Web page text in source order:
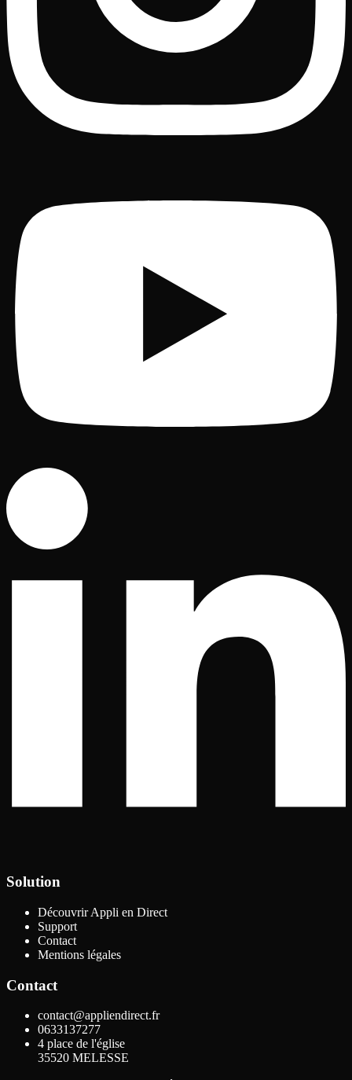
Solution
Découvrir Appli en Direct
Support
Contact
Mentions légales
Contact
contact@appliendirect.fr
0633137277
4 place de l'église
35520 MELESSE